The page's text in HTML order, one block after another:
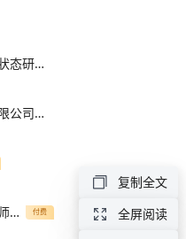
清末中国教育学的发展状态研究(1901-1911)的任务书
福建省德化古文商贸有限公司介绍企业发展分析报告
小学三年级上册语文教师教学计划 付费
复制全文
全屏阅读